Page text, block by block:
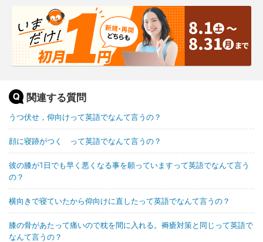
関連する質問
うつ伏せ，仰向けって英語でなんて言うの？
顔に寝跡がつく って英語でなんて言うの？
彼の膝が1日でも早く悪くなる事を願っていますって英語でなんて言う
の？
横向きで寝ていたから仰向けに直したって英語でなんて言うの？
膝の骨があたって痛いので枕を間に入れる。褥瘡対策と同じって英語で
なんて言うの？